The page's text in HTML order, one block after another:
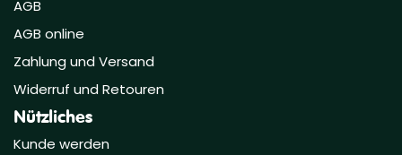
AGB
AGB online
Zahlung und Versand
Widerruf und Retouren
Nützliches
Kunde werden